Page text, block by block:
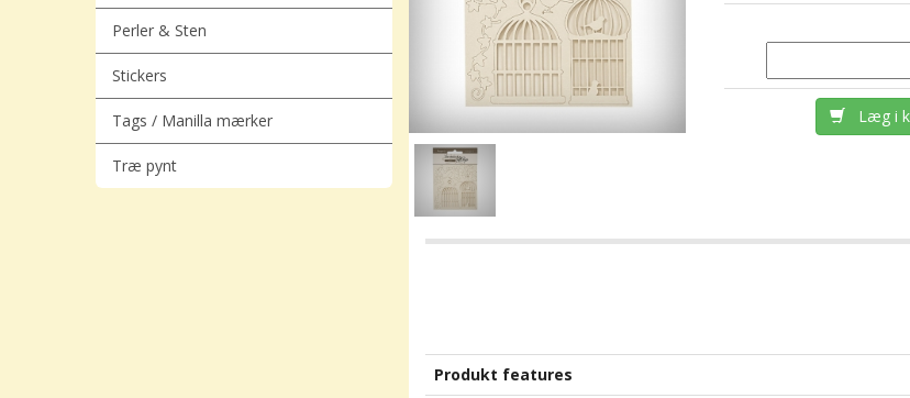
Perler & Sten
Stickers
Tags / Manilla mærker
Træ pynt
Læg i
Produkt features